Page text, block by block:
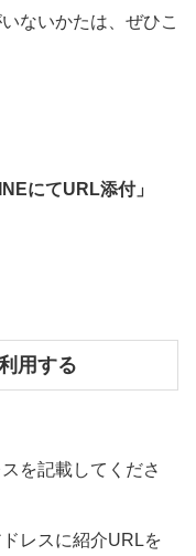
ないかたは、ぜひこ
にてURL添付」
用する
を記載してくださ
レスに紹介URLを